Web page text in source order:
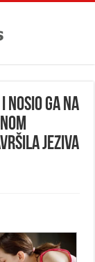
NOSIO GA NA
JEZIVA